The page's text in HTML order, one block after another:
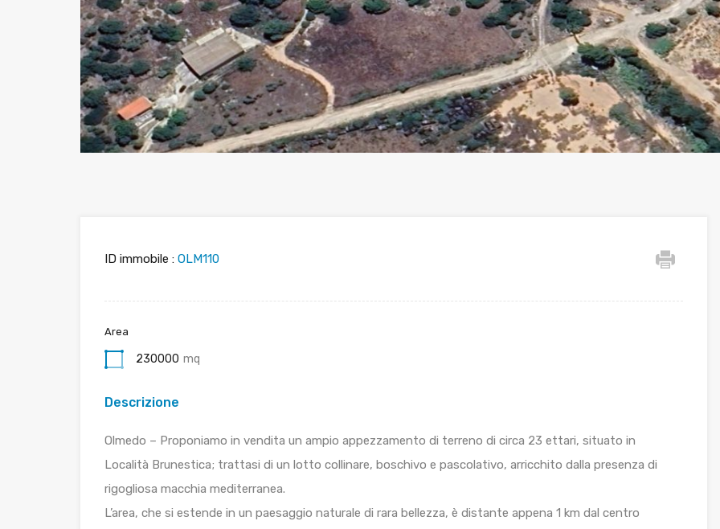
ID immobile : OLM110
Area
230000 mq
Descrizione
Olmedo – Proponiamo in vendita un ampio appezzamento di terreno di circa 23 ettari, situato in
Località Brunestica; trattasi di un lotto collinare, boschivo e pascolativo, arricchito dalla presenza di
rigogliosa macchia mediterranea.
L’area, che si estende in un paesaggio naturale di rara bellezza, è distante appena 1 km dal centro